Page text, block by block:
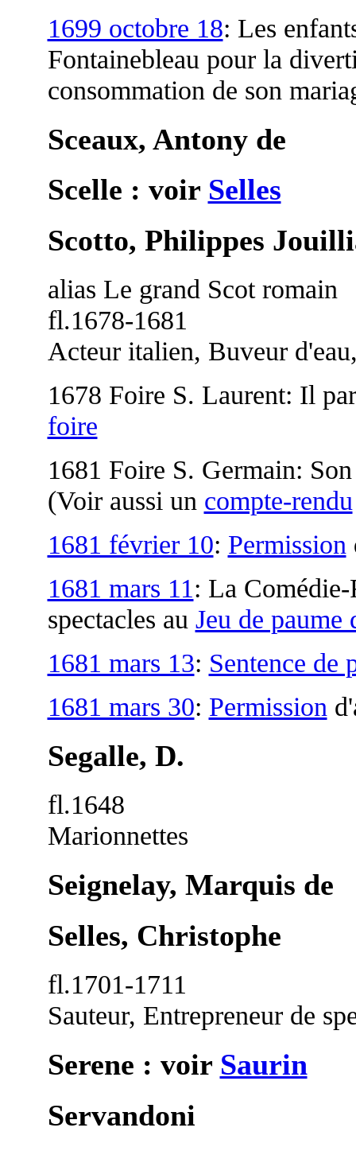
1699 octobre 18: Les
Fontainebleau pour la
consommation de son
Sceaux, Antony de
Scelle : voir Selles
Scotto, Philippes
alias Le grand Scot romain
fl.1678-1681
Acteur italien, Buveur
1678 Foire S. Laurent: Il
foire
1681 Foire S. Germain:
(Voir aussi un compte-rendu
1681 février 10: Permission
1681 mars 11: La Comédie-
spectacles au Jeu de paume
1681 mars 13: Sentence de
1681 mars 30: Permission
Segalle, D.
fl.1648
Marionnettes
Seignelay, Marquis de
Selles, Christophe
fl.1701-1711
Sauteur, Entrepreneur de
Serene : voir Saurin
Servandoni